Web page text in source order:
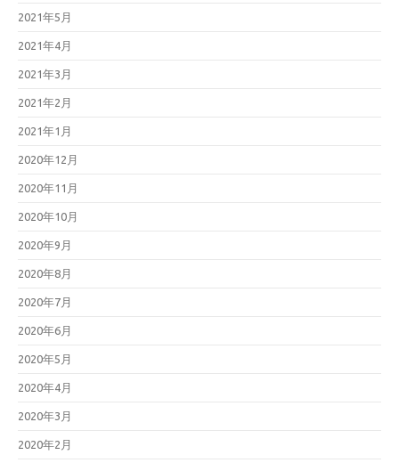
2021年5月
2021年4月
2021年3月
2021年2月
2021年1月
2020年12月
2020年11月
2020年10月
2020年9月
2020年8月
2020年7月
2020年6月
2020年5月
2020年4月
2020年3月
2020年2月